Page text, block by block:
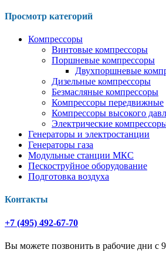
Просмотр категорий
Компрессоры
Винтовые компрессоры
Поршневые компрессоры
Двухпоршневые
Дизельные компрессоры
Безмасляные компрессоры
Компрессоры передвижные
Компрессоры высокого
Электрические
Генераторы и электростанции
Генераторы газа
Модульные станции МКС
Пескоструйное оборудование
Подготовка воздуха
Контакты
+7 (495) 492-67-70
Вы можете позвонить в рабочие дни с